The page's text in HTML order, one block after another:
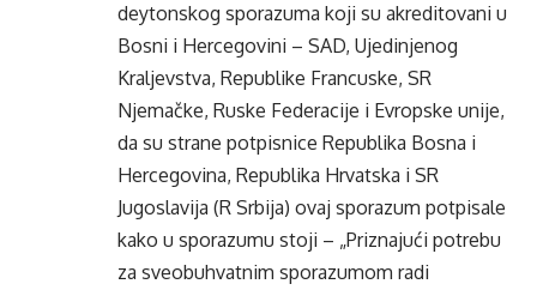
deytonskog sporazuma koji su akreditovani u
Bosni i Hercegovini – SAD, Ujedinjenog
Kraljevstva, Republike Francuske, SR
Njemačke, Ruske Federacije i Evropske unije,
da su strane potpisnice Republika Bosna i
Hercegovina, Republika Hrvatska i SR
Jugoslavija (R Srbija) ovaj sporazum potpisale
kako u sporazumu stoji – „Priznajući potrebu
za sveobuhvatnim sporazumom radi